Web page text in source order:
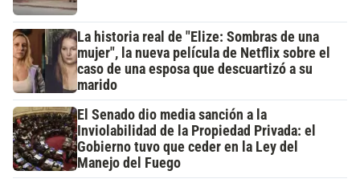
La historia real de "Elize: Sombras de una
mujer", la nueva película de Netflix sobre el
caso de una esposa que descuartizó a su
marido
El Senado dio media sanción a la
Inviolabilidad de la Propiedad Privada: el
Gobierno tuvo que ceder en la Ley del
Manejo del Fuego